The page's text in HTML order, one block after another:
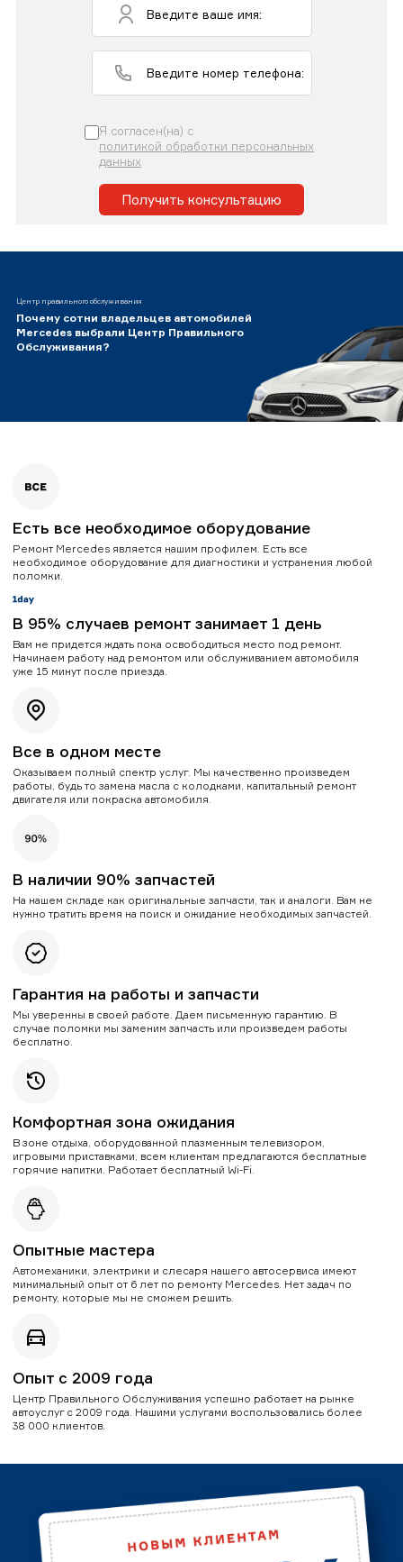
Я согласен(на) с
политикой обработки персональных
данных
Получить консультацию
Центр правильного обслуживания
Почему сотни владельцев автомобилей
Mercedes выбрали Центр Правильного
Обслуживания?
Есть все необходимое оборудование
Ремонт Mercedes является нашим профилем. Есть все
необходимое оборудование для диагностики и устранения любой
поломки.
В 95% случаев ремонт занимает 1 день
Вам не придется ждать пока освободиться место под ремонт.
Начинаем работу над ремонтом или обслуживанием автомобиля
уже 15 минут после приезда.
Все в одном месте
Оказываем полный спектр услуг. Мы качественно произведем
работы, будь то замена масла с колодками, капитальный ремонт
двигателя или покраска автомобиля.
В наличии 90% запчастей
На нашем складе как оригинальные запчасти, так и аналоги. Вам не
нужно тратить время на поиск и ожидание необходимых запчастей.
Гарантия на работы и запчасти
Мы уверенны в своей работе. Даем письменную гарантию. В
случае поломки мы заменим запчасть или произведем работы
бесплатно.
Комфортная зона ожидания
В зоне отдыха, оборудованной плазменным телевизором,
игровыми приставками, всем клиентам предлагаются бесплатные
горячие напитки. Работает бесплатный Wi-Fi.
Опытные мастера
Автомеханики, электрики и слесаря нашего автосервиса имеют
минимальный опыт от 6 лет по ремонту Mercedes. Нет задач по
ремонту, которые мы не сможем решить.
Опыт с 2009 года
Центр Правильного Обслуживания успешно работает на рынке
автоуслуг с 2009 года. Нашими услугами воспользовались более
38 000 клиентов.